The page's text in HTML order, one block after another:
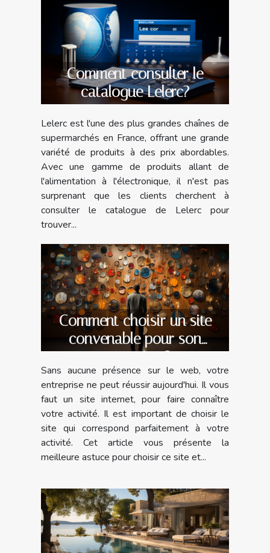
Comment consulter le
catalogue Lelerc?
Lelerc est l'une des plus grandes chaînes de
supermarchés en France, offrant une grande
variété de produits à des prix abordables.
Avec une gamme de produits allant de
l'alimentation à l'électronique, il n'est pas
surprenant que les clients cherchent à
consulter le catalogue de Lelerc pour
trouver...
Comment choisir un site
convenable pour son
entreprise ?
Sans aucune présence sur le web, votre
entreprise ne peut réussir aujourd'hui. Il vous
faut un site internet, pour faire connaître
votre activité. Il est important de choisir le
site qui correspond parfaitement à votre
activité. Cet article vous présente la
meilleure astuce pour choisir ce site et...